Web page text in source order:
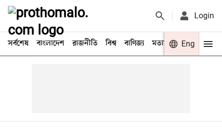
Login
সর্বশেষ বাংলাদেশ রাজনীতি বিশ্ব বাণিজ্য মতামত খেলা
Eng